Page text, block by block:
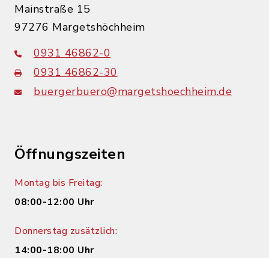
Mainstraße 15
97276 Margetshöchheim
0931 46862-0
0931 46862-30
buergerbuero@margetshoechheim.de
Öffnungszeiten
Montag bis Freitag:
08:00-12:00 Uhr
Donnerstag zusätzlich:
14:00-18:00 Uhr